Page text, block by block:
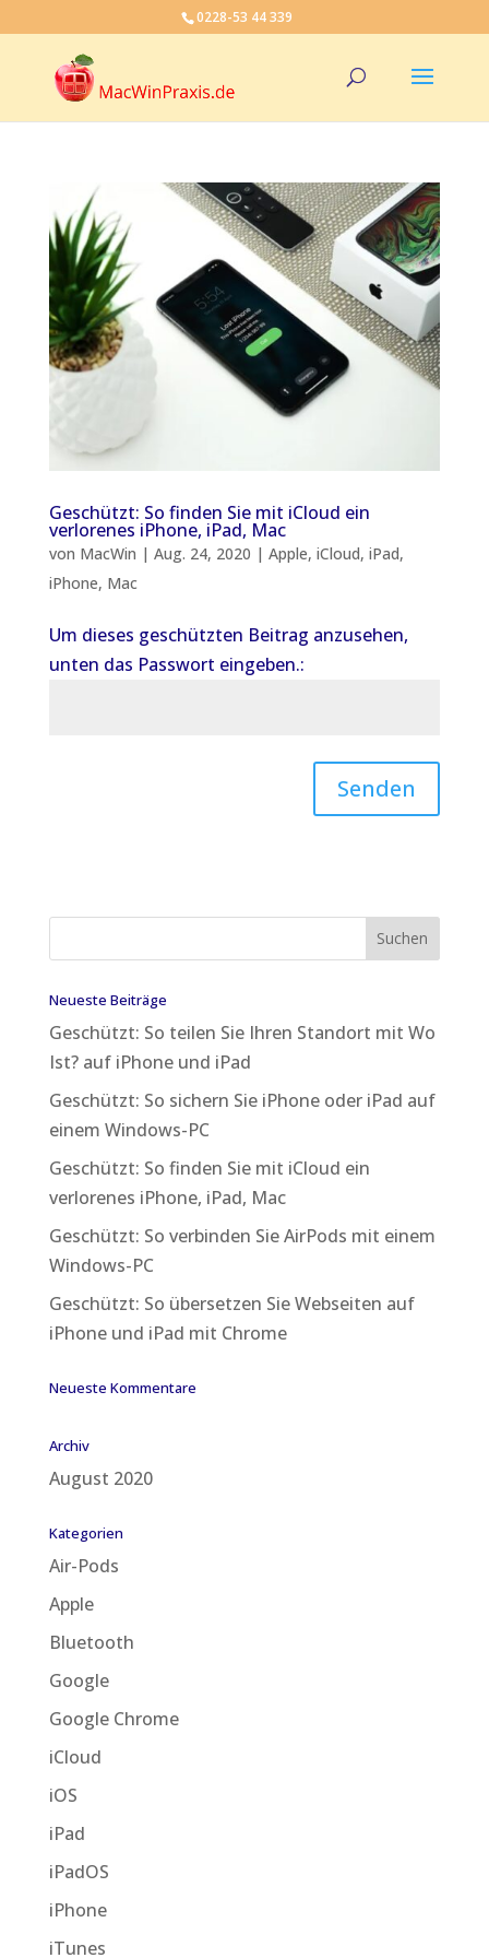
0228-53 44 339
Geschützt: So finden Sie mit iCloud ein
verlorenes iPhone, iPad, Mac
von MacWin | Aug. 24, 2020 | Apple, iCloud, iPad,
iPhone, Mac
Um dieses geschützten Beitrag anzusehen,
unten das Passwort eingeben.:
Senden
Neueste Beiträge
Geschützt: So teilen Sie Ihren Standort mit Wo
Ist? auf iPhone und iPad
Geschützt: So sichern Sie iPhone oder iPad auf
einem Windows-PC
Geschützt: So finden Sie mit iCloud ein
verlorenes iPhone, iPad, Mac
Geschützt: So verbinden Sie AirPods mit einem
Windows-PC
Geschützt: So übersetzen Sie Webseiten auf
iPhone und iPad mit Chrome
Neueste Kommentare
Archiv
August 2020
Kategorien
Air-Pods
Apple
Bluetooth
Google
Google Chrome
iCloud
iOS
iPad
iPadOS
iPhone
iTunes